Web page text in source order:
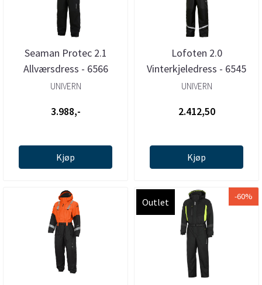
Seaman Protec 2.1
Allværsdress - 6566
UNIVERN
3.988,-
Kjøp
Lofoten 2.0
Vinterkjeledress - 6545
UNIVERN
2.412,50
Kjøp
Outlet -60%